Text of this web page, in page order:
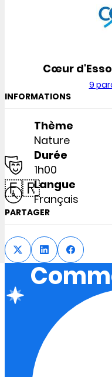
Cœur
9
INFORMATIONS
Thème
Nature
Durée
1h00
🇫🇷Langue
Français
PARTAGER